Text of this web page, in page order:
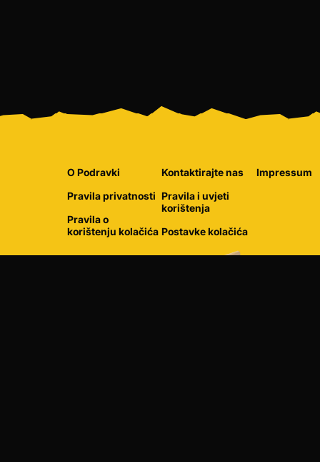
O Podravki
Pravila privatnosti
Pravila o
korištenju kolačića
Kontaktirajte nas
Pravila i uvjeti
korištenja
Postavke kolačića
Impressum